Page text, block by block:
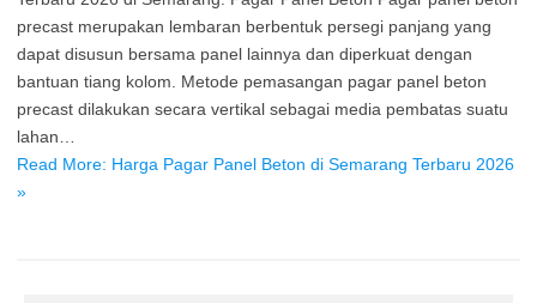
precast merupakan lembaran berbentuk persegi panjang yang
dapat disusun bersama panel lainnya dan diperkuat dengan
bantuan tiang kolom. Metode pemasangan pagar panel beton
precast dilakukan secara vertikal sebagai media pembatas suatu
lahan…
Read More: Harga Pagar Panel Beton di Semarang Terbaru 2026
»